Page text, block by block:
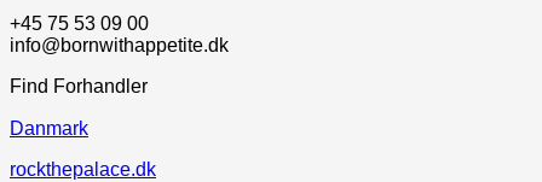
+45 75 53 09 00
info@bornwithappetite.dk
Find Forhandler
Danmark
rockthepalace.dk